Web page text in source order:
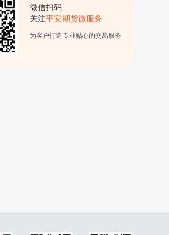
微信扫码
关注平安期货微服务
为客户打造专业贴心的交易服务